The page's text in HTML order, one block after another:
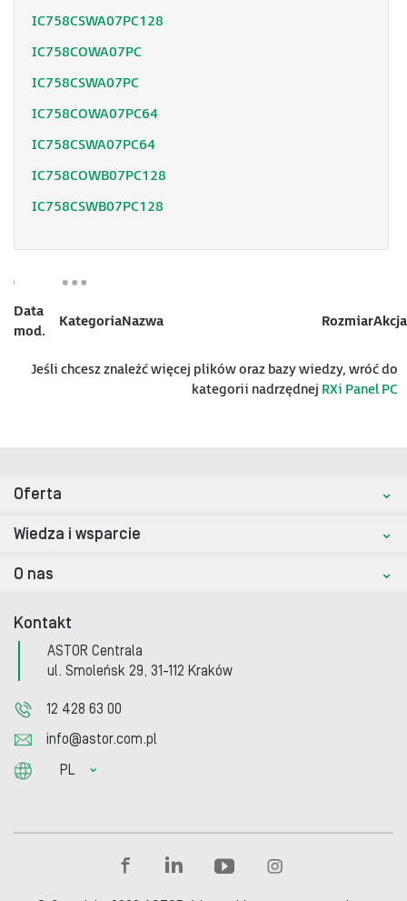
IC758CSWA07PC128
IC758COWA07PC
IC758CSWA07PC
IC758COWA07PC64
IC758CSWA07PC64
IC758COWB07PC128
IC758CSWB07PC128
Data
mod.
KategoriaNazwa RozmiarAkcja
Jeśli chcesz znaleźć więcej plików oraz bazy wiedzy, wróć do
kategorii nadrzędnej RXi Panel PC
Oferta
Wiedza i wsparcie
O nas
Kontakt
ASTOR Centrala
ul. Smoleńsk 29, 31-112 Kraków
12 428 63 00
info@astor.com.pl
PL